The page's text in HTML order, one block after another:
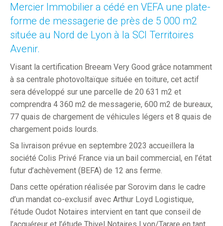
Mercier Immobilier a cédé en VEFA une plate-
forme de messagerie de près de 5 000 m2
située au Nord de Lyon à la SCI Territoires
Avenir.
Visant la certification Breeam Very Good grâce notamment
à sa centrale photovoltaïque située en toiture, cet actif
sera développé sur une parcelle de 20 631 m2 et
comprendra 4 360 m2 de messagerie, 600 m2 de bureaux,
77 quais de chargement de véhicules légers et 8 quais de
chargement poids lourds.
Sa livraison prévue en septembre 2023 accueillera la
société Colis Privé France via un bail commercial, en l’état
futur d’achèvement (BEFA) de 12 ans ferme.
Dans cette opération réalisée par Sorovim dans le cadre
d’un mandat co-exclusif avec Arthur Loyd Logistique,
l’étude Oudot Notaires intervient en tant que conseil de